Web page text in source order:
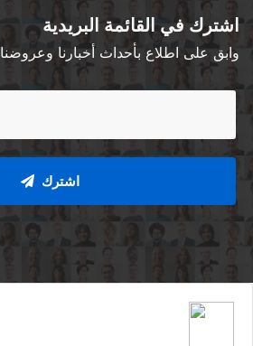
اشترك في القائمة البريدية
وابق على اطلاع بأحداث أخبارنا وعروضنا
اشترك